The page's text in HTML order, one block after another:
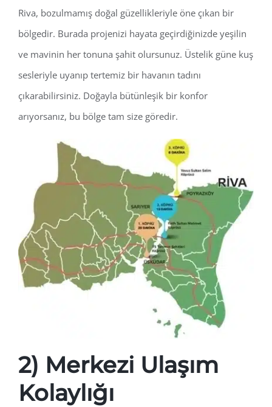
Riva, bozulmamış doğal güzellikleriyle öne çıkan bir
bölgedir. Burada projenizi hayata geçirdiğinizde yeşilin
ve mavinin her tonuna şahit olursunuz. Üstelik güne kuş
sesleriyle uyanıp tertemiz bir havanın tadını
çıkarabilirsiniz. Doğayla bütünleşik bir konfor
arıyorsanız, bu bölge tam size göredir.
2) Merkezi Ulaşım
Kolaylığı